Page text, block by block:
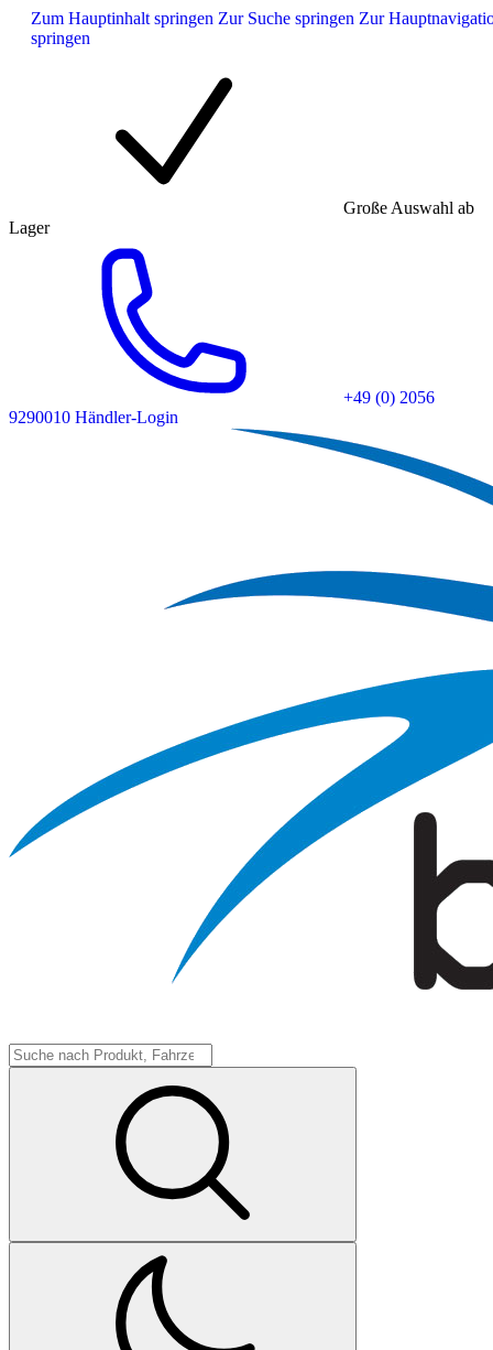
Zum Hauptinhalt springen Zur Suche springen Zur
springen
Große Auswahl ab
Lager
+49 (0) 2056
9290010 Händler-Login